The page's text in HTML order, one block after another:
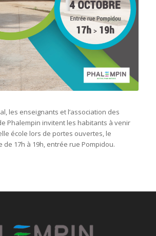
les enseignants et l’association des
Phalempin invitent les habitants à venir
école lors de portes ouvertes, le
de 17h à 19h, entrée rue Pompidou.